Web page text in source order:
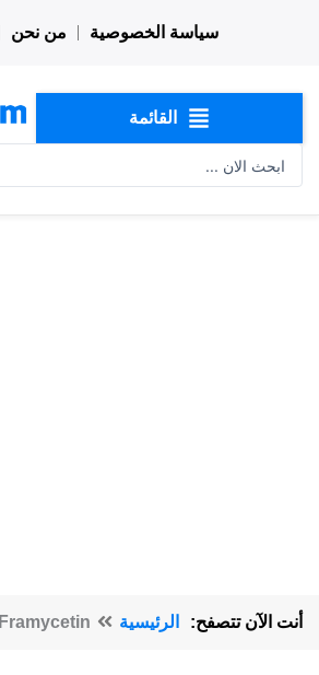
سياسة الخصوصية من نحن
القائمة
أنت الآن تتصفح: الرئيسية Framycetin